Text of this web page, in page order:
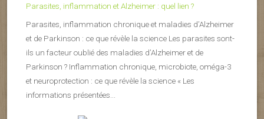
Parasites, inflammation et Alzheimer : quel lien ?
Parasites, inflammation chronique et maladies d’Alzheimer
et de Parkinson : ce que révèle la science Les parasites sont-
ils un facteur oublié des maladies d’Alzheimer et de
Parkinson ? Inflammation chronique, microbiote, oméga-3
et neuroprotection : ce que révèle la science « Les
informations présentées...